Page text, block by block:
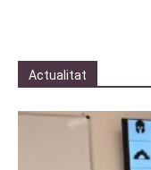
Actualitat